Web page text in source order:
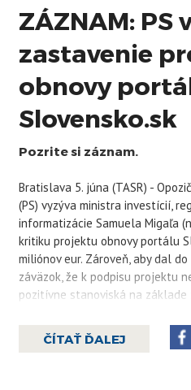
ZÁZNAM: PS
zastavenie
obnovy
Slovensko.sk
Pozrite si záznam.
Bratislava 5. júna (TASR) -
(PS) vyzýva ministra investícií,
informatizácie Samuela Migaľa
kritiku projektu obnovy portálu
miliónov eur. Zároveň, aby dal
záväzok, že k podpisu projektu
pozitívne stanoviská na základe
V piatok o tom na tlačovej
Národnej rady (NR) SR Ján
ČÍTAŤ ĎALEJ